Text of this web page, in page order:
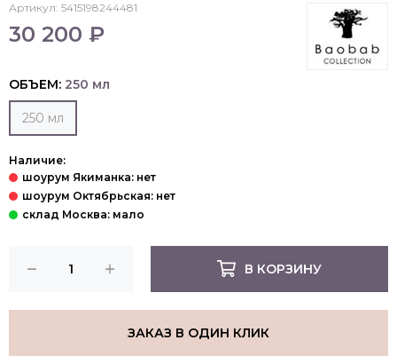
Артикул: 5415198244481
30 200 ₽
ОБЪЕМ: 250 мл
250 мл
Наличие:
В КОРЗИНУ
ЗАКАЗ В ОДИН КЛИК